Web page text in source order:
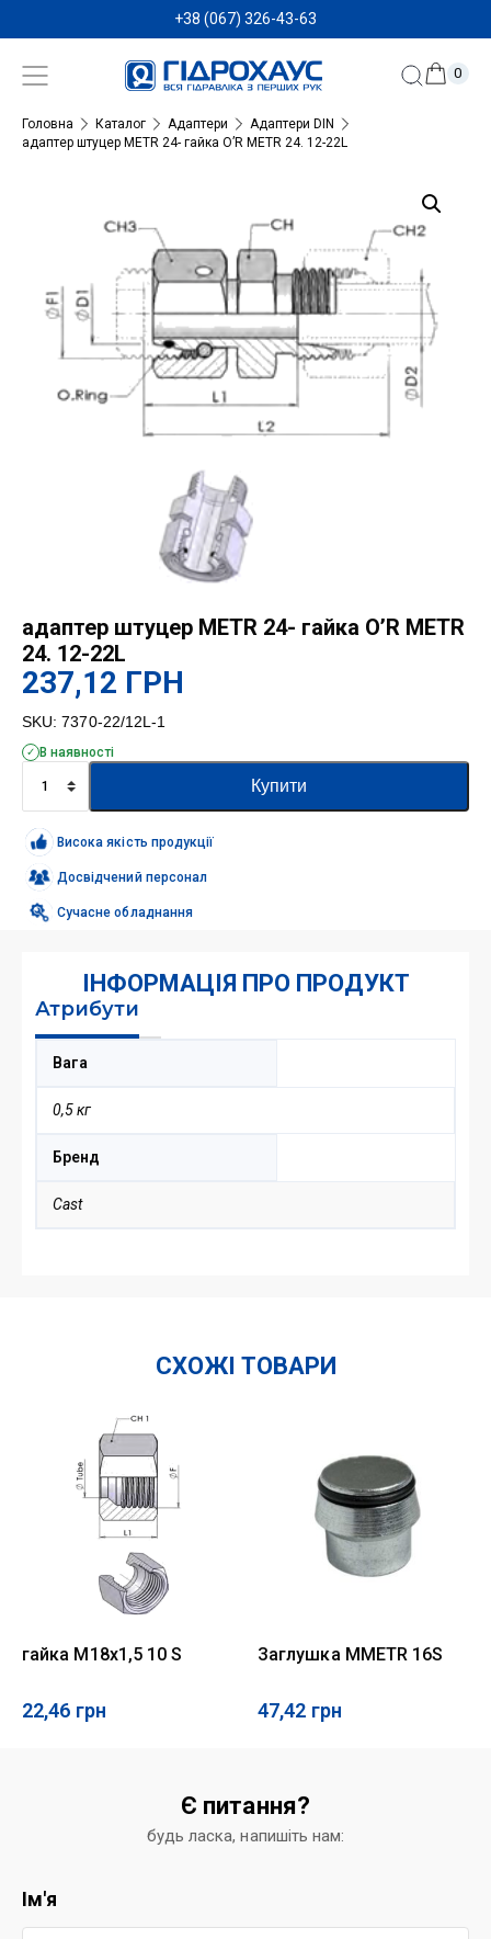
+38 (067) 326-43-63
0
Головна Каталог Адаптери
Адаптери DIN
адаптер штуцер METR 24- гайка O’R METR 24. 12-22L
адаптер штуцер METR 24- гайка O’R METR
24. 12-22L
237,12 ГРН
SKU: 7370-22/12L-1
В наявності
штуцер
METR
24-
гайка
O'R
METR
24.
кількість
Купити
Висока якість продукції
Досвідчений персонал
Сучасне обладнання
ІНФОРМАЦІЯ ПРО ПРОДУКТ
Атрибути
Вага
0,5 кг
Бренд
Cast
СХОЖІ ТОВАРИ
гайка M18x1,5 10 S
22,46 грн
Заглушка MMETR 16S
47,42 грн
Є питання?
будь ласка, напишіть нам:
Ім'я